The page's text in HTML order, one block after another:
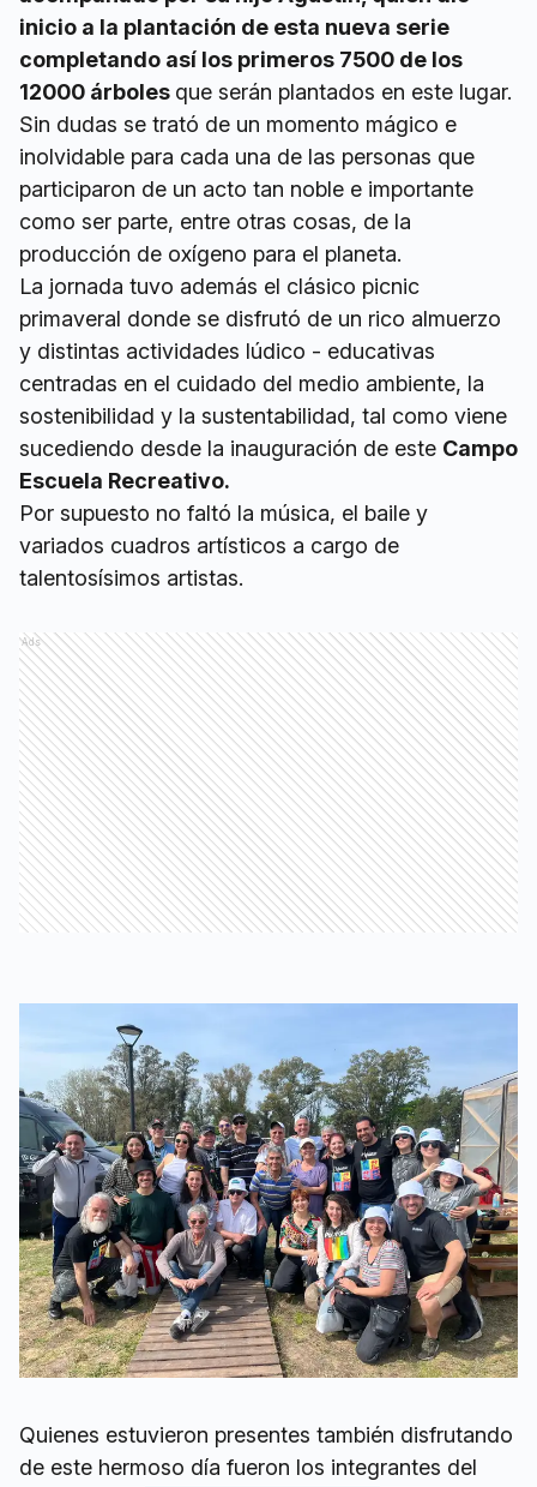
inicio a la plantación de esta nueva serie
completando así los primeros 7500 de los
12000 árboles que serán plantados en este lugar.
Sin dudas se trató de un momento mágico e
inolvidable para cada una de las personas que
participaron de un acto tan noble e importante
como ser parte, entre otras cosas, de la
producción de oxígeno para el planeta.
La jornada tuvo además el clásico picnic
primaveral donde se disfrutó de un rico almuerzo
y distintas actividades lúdico - educativas
centradas en el cuidado del medio ambiente, la
sostenibilidad y la sustentabilidad, tal como viene
sucediendo desde la inauguración de este Campo
Escuela Recreativo.
Por supuesto no faltó la música, el baile y
variados cuadros artísticos a cargo de
talentosísimos artistas.
Ads
Quienes estuvieron presentes también disfrutando
de este hermoso día fueron los integrantes del